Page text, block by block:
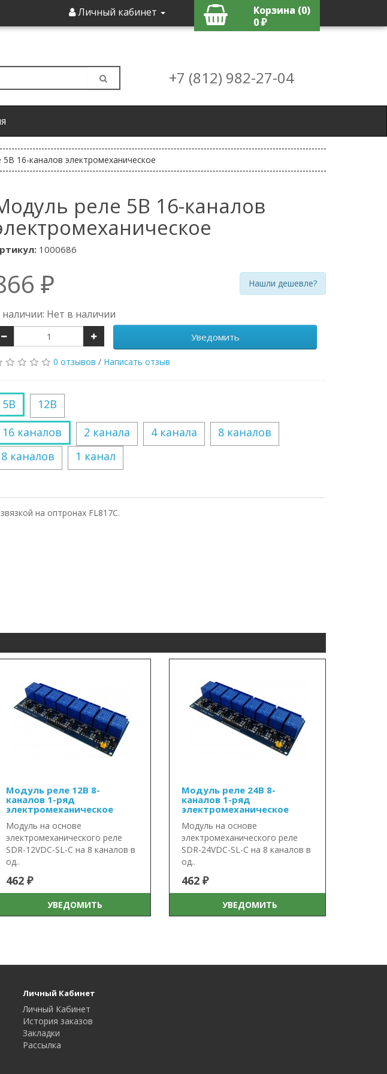
Личный кабинет
Корзина (0)
0 ₽
+7 (812) 982-27-04
16-каналов электромеханическое
реле 5В 16-каналов
1000686
₽ Нашли дешевле?
наличии: Нет в наличии
Уведомить
0 отзывов / Написать отзыв
5В
12В
16 каналов
2 канала 4 канала
8 каналов
8 каналов
1 канал
на оптронах FL817C.
Модуль реле 12В 8-
каналов 1-ряд
электромеханическое
Модуль на основе
электромеханического реле
SDR-12VDC-SL-C на 8 каналов в
од..
462 ₽
УВЕДОМИТЬ
Модуль реле 24В 8-
каналов 1-ряд
электромеханическое
Модуль на основе
электромеханического реле
SDR-24VDC-SL-C на 8 каналов в
од..
462 ₽
УВЕДОМИТЬ
Личный Кабинет
Личный Кабинет
История заказов
Закладки
Рассылка